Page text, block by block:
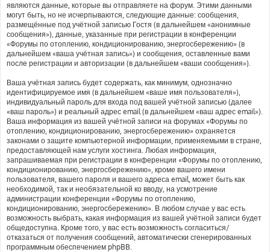
являются данные, которые вы отправляете на форум. Этими данными
могут быть, но не исчерпываются, следующие данные: сообщения,
размещённые под учётной записью Гостя (в дальнейшем «анонимные
сообщения»), данные, указанные при регистрации в конференции
«Форумы по отоплению, кондиционированию, энергосбережению» (в
дальнейшем «ваша учётная запись») и сообщения, оставленные вами
после регистрации и авторизации (в дальнейшем «ваши сообщения»).
Ваша учётная запись будет содержать, как минимум, однозначно
идентифицируемое имя (в дальнейшем «ваше имя пользователя»),
индивидуальный пароль для входа под вашей учётной записью (далее
«ваш пароль») и реальный адрес email (в дальнейшем «ваш адрес email»).
Ваша информация из вашей учётной записи на форумах «Форумы по
отоплению, кондиционированию, энергосбережению» охраняется
законами о защите компьютерной информации, применяемыми в стране,
предоставляющей нам услуги хостинга. Любая информация,
запрашиваемая при регистрации в конференции «Форумы по отоплению,
кондиционированию, энергосбережению», кроме вашего имени
пользователя, вашего пароля и вашего адреса email, может быть как
необходимой, так и необязательной ко вводу, на усмотрение
администрации конференции «Форумы по отоплению,
кондиционированию, энергосбережению». В любом случае у вас есть
возможность выбрать, какая информация из вашей учётной записи будет
общедоступна. Кроме того, у вас есть возможность согласиться/
отказаться от получения сообщений, автоматически сгенерированных
программным обеспечением phpBB.